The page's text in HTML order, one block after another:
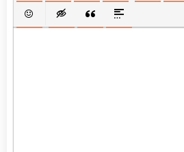
ПОЛУЖИРНЫЙ
КУРСИВПОДЧЕРКНУТЫЙ
ЗАЧЕРКНУТЫЙ
ВСТАВИТЬ СМАЙЛИК
ВСТАВКА СКРЫТОГО
ВСТАВКА ЦИТАТЫ
ВСТАВКА